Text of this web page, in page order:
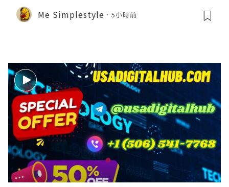
Me Simplestyle 5小時前